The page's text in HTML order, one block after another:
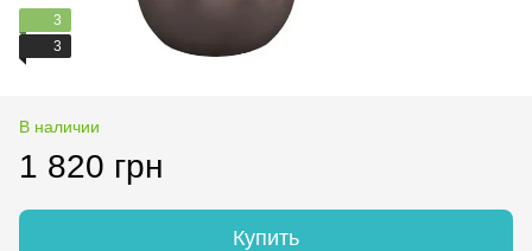
3
3
В наличии
1 820 грн
Купить